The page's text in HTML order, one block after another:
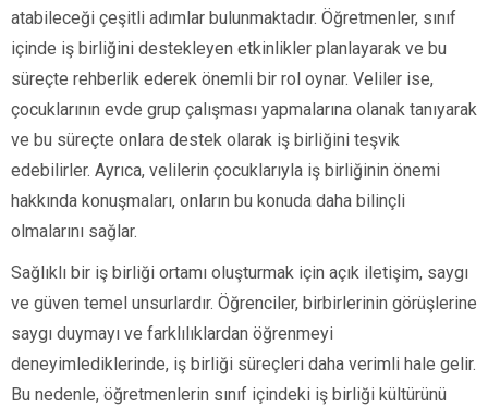
atabileceği çeşitli adımlar bulunmaktadır. Öğretmenler, sınıf
içinde iş birliğini destekleyen etkinlikler planlayarak ve bu
süreçte rehberlik ederek önemli bir rol oynar. Veliler ise,
çocuklarının evde grup çalışması yapmalarına olanak tanıyarak
ve bu süreçte onlara destek olarak iş birliğini teşvik
edebilirler. Ayrıca, velilerin çocuklarıyla iş birliğinin önemi
hakkında konuşmaları, onların bu konuda daha bilinçli
olmalarını sağlar.
Sağlıklı bir iş birliği ortamı oluşturmak için açık iletişim, saygı
ve güven temel unsurlardır. Öğrenciler, birbirlerinin görüşlerine
saygı duymayı ve farklılıklardan öğrenmeyi
deneyimlediklerinde, iş birliği süreçleri daha verimli hale gelir.
Bu nedenle, öğretmenlerin sınıf içindeki iş birliği kültürünü